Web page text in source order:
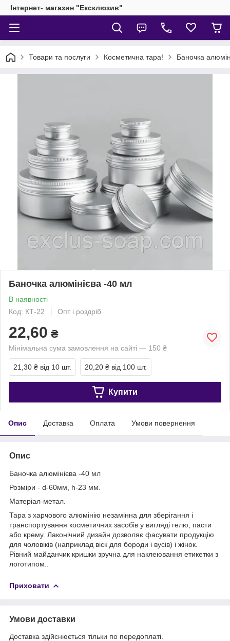
Інтернет- магазин "Ексклюзив"
Товари та послуги Косметична тара! Баночка
Баночка алюмінієва -40 мл
В наявності
Код: КТ-22
Опт і роздріб
22,60 ₴
Мінімальна сума замовлення на сайті — 150 ₴
21,30 ₴ від 10 шт. 20,20 ₴ від 100 шт.
Купити
Опис Доставка Оплата Умови повернення
Опис
Баночка алюмінієва -40 мл
Розміри - d-60мм, h-23 мм.
Матеріал-метал.
Тара з харчового алюмінію незамінна для зберігання і
транспортування косметичних засобів у вигляді гелю, пасти
або крему. Лаконічний дизайн дозволяє фасувати продукцію
для чоловіків (наприклад віск для бороди і вусів) і жінок.
Рівний майданчик кришки зручна для наклеювання етикетки з
логотипом..
Приховати
Умови доставки
Доставка здійснюється тільки по передоплаті.